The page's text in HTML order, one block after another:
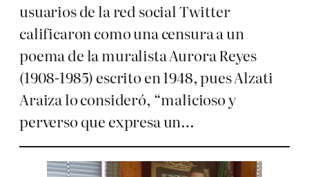
usuarios de la red social Twitter
calificaron como una censura a un
poema de la muralista Aurora Reyes
(1908-1985) escrito en 1948, pues Alzati
Araiza lo consideró, “malicioso y
perverso que expresa un…